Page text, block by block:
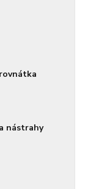
nástrahy